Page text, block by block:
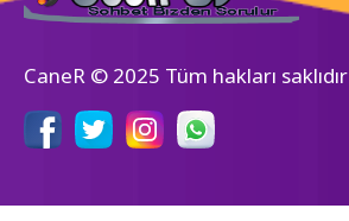
CaneR © 2025 Tüm hakları saklıdır